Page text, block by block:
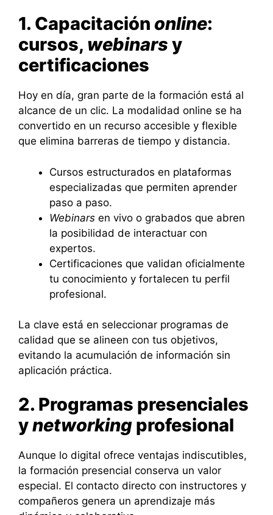
1. Capacitación online:
cursos, webinars y
certificaciones
Hoy en día, gran parte de la formación está al
alcance de un clic. La modalidad online se ha
convertido en un recurso accesible y flexible
que elimina barreras de tiempo y distancia.
Cursos estructurados en plataformas
especializadas que permiten aprender
paso a paso.
Webinars en vivo o grabados que abren
la posibilidad de interactuar con
expertos.
Certificaciones que validan oficialmente
tu conocimiento y fortalecen tu perfil
profesional.
La clave está en seleccionar programas de
calidad que se alineen con tus objetivos,
evitando la acumulación de información sin
aplicación práctica.
2. Programas presenciales
ynetworking profesional
Aunque lo digital ofrece ventajas indiscutibles,
la formación presencial conserva un valor
especial. El contacto directo con instructores y
compañeros genera un aprendizaje más